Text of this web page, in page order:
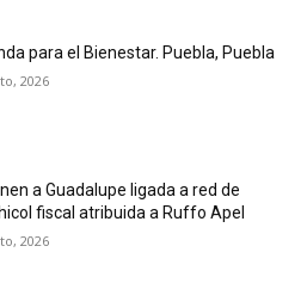
para el Bienestar. Puebla, Puebla
2026
a Guadalupe ligada a red de
fiscal atribuida a Ruffo Apel
2026